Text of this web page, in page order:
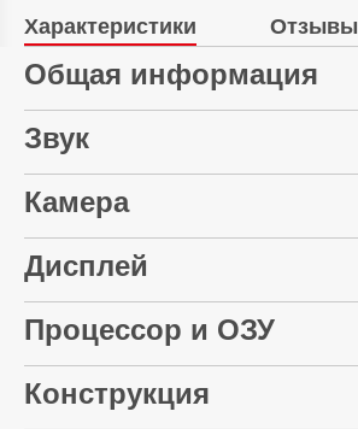
Характеристики Отзывы
Общая информация
Год выпуска:
2025
Материал корпуса:
Гарантия:
12 месяцев
Тип:
Звук
Количество микрофонов:
Количество динамиков:
Камера
Автофокусировка:
Основная камера:
Дисплей
Диагональ экрана:
12.1 "
Количество цветов экрана:
Процессор и ОЗУ
Количество ядер процессора:
Конструкция